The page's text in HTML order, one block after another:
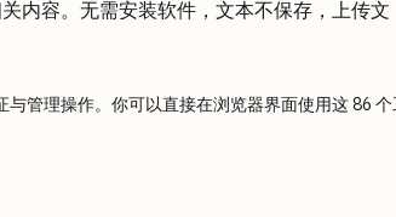
内容。无需安装软件，文本不保存，上传文
与管理操作。你可以直接在浏览器界面使用这 86